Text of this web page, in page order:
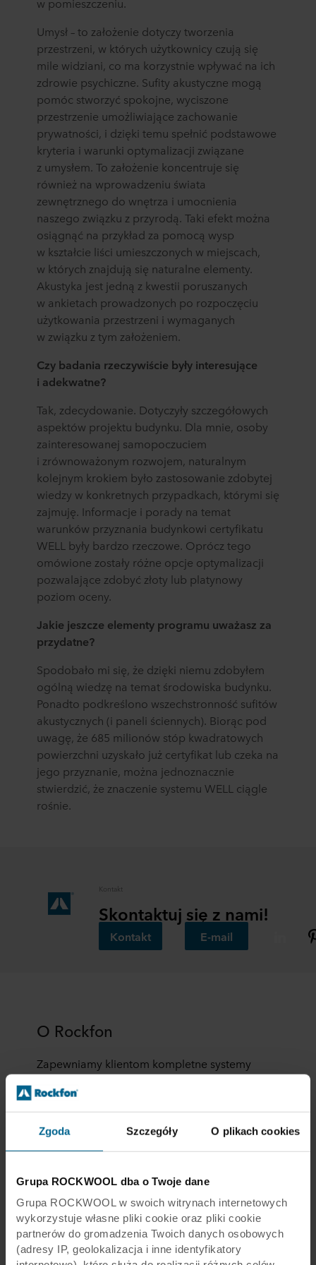
Zgoda Szczegóły O plikach cookies
Grupa ROCKWOOL dba o Twoje dane
Grupa ROCKWOOL w swoich witrynach internetowych
wykorzystuje własne pliki cookie oraz pliki cookie
partnerów do gromadzenia Twoich danych osobowych
(adresy IP, geolokalizacja i inne identyfikatory
Umysł – to założenie dotyczy tworzenia
przestrzeni, w których użytkownicy czują się
mile widziani, co ma korzystnie wpływać na ich
zdrowie psychiczne. Sufity akustyczne mogą
pomóc stworzyć spokojne, wyciszone
przestrzenie umożliwiające zachowanie
prywatności, i dzięki temu spełnić podstawowe
kryteria i warunki optymalizacji związane
z umysłem. To założenie koncentruje się
również na wprowadzeniu świata
zewnętrznego do wnętrza i umocnienia
naszego związku z przyrodą. Taki efekt można
osiągnąć na przykład za pomocą wysp
w kształcie liści umieszczonych w miejscach,
w których znajdują się naturalne elementy.
Akustyka jest jedną z kwestii poruszanych
w ankietach prowadzonych po rozpoczęciu
użytkowania przestrzeni i wymaganych
w związku z tym założeniem.
Czy badania rzeczywiście były interesujące
i adekwatne?
Tak, zdecydowanie. Dotyczyły szczegółowych
aspektów projektu budynku. Dla mnie, osoby
zainteresowanej samopoczuciem
i zrównoważonym rozwojem, naturalnym
kolejnym krokiem było zastosowanie zdobytej
wiedzy w konkretnych przypadkach, którymi się
zajmuję. Informacje i porady na temat
warunków przyznania budynkowi certyfikatu
WELL były bardzo rzeczowe. Oprócz tego
omówione zostały różne opcje optymalizacji
pozwalające zdobyć złoty lub platynowy
poziom oceny.
Jakie jeszcze elementy programu uważasz za
przydatne?
Spodobało mi się, że dzięki niemu zdobyłem
ogólną wiedzę na temat środowiska budynku.
Ponadto podkreślono wszechstronność sufitów
akustycznych (i paneli ściennych). Biorąc pod
uwagę, że 685 milionów stóp kwadratowych
powierzchni uzyskało już certyfikat lub czeka na
jego przyznanie, można jednoznacznie
stwierdzić, że znaczenie systemu WELL ciągle
rośnie.
Kontakt
Skontaktuj się z nami!
Kontakt E-mail
O Rockfon
Zapewniamy klientom kompletne systemy
wełny skalnej oraz konstrukcje nośne i
akcesoria do ich montażu. Nasze rozwiązania
są szybkim i prostym sposobem kreowania
pięknych, komfortowych wnętrz. Łatwe w
rozprzestrzenianiem się ognia, przyczyniając
się do powstawania budynków zgodnych z
ideą zrównoważonego rozwoju.
O nas